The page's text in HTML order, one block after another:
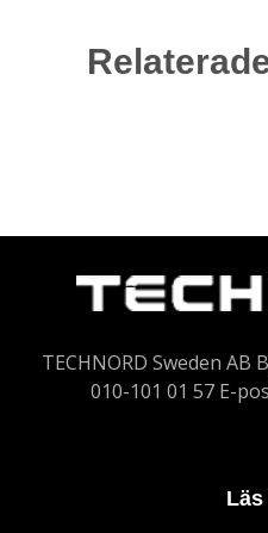
TECHNORD Sweden
010-101 01 57 E-
Läs